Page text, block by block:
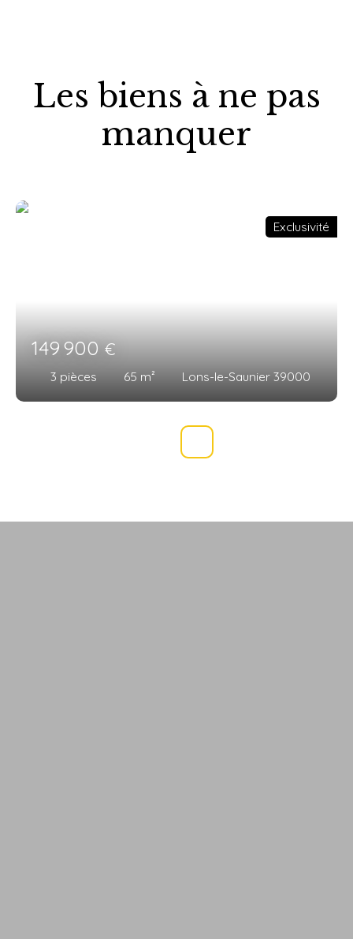
Les biens à ne pas
manquer
149 900€
3 pièces 65 m² Lons-le-Saunier 39000
Exclusivité